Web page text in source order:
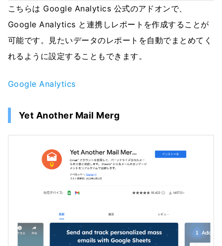
こちらは Google Analytics 公式のアドオンで、
Google Analytics と連携しレポートを作成することが
可能です。見たいデータのレポートを自動でまとめてく
れるように設定することもできます。
Google Analytics
Yet Another Mail Merg